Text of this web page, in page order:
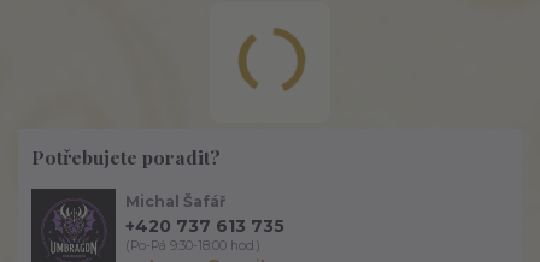
Potřebujete poradit?
Michal Šafář
+420 737 613 735
(Po-Pá 9:30-18:00 hod.)